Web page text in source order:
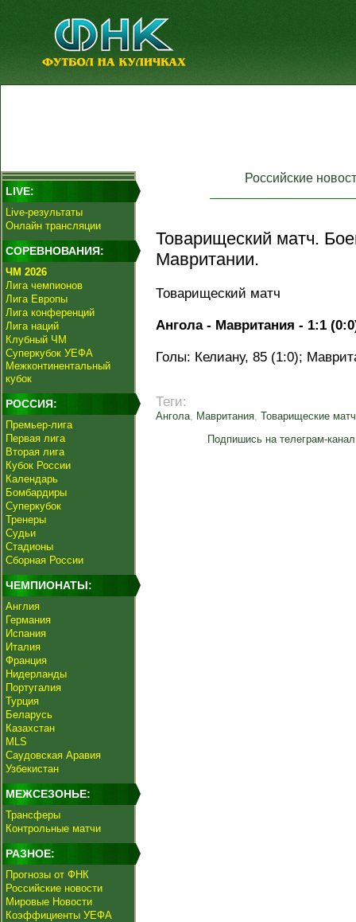
LIVE:
Live-результаты
Онлайн трансляции
СОРЕВНОВАНИЯ:
ЧМ 2026
Лига чемпионов
Лига Европы
Лига конференций
Лига наций
Клубный ЧМ
Суперкубок УЕФА
Межконтинентальный
кубок
РОССИЯ:
Премьер-лига
Первая лига
Вторая лига
Кубок России
Календарь
Бомбардиры
Суперкубок
Тренеры
Судьи
Стадионы
Сборная России
ЧЕМПИОНАТЫ:
Англия
Германия
Испания
Италия
Франция
Нидерланды
Португалия
Турция
Беларусь
Казахстан
MLS
Саудовская Аравия
Узбекистан
МЕЖСЕЗОНЬЕ:
Трансферы
Контрольные матчи
РАЗНОЕ:
Прогнозы от ФНК
Российские новости
Мировые Новости
Коэффициенты УЕФА
Российские
Товарищеский матч.
Мавритании.
Товарищеский матч
Ангола - Мавритания - 1:1
Голы: Келиану, 85 (1:0);
Теги:
Ангола, Мавритания, Товарищеские
Подпишись на телеграм-